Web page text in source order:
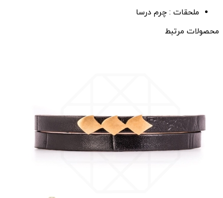
ملحقات : چرم درسا
محصولات مرتبط